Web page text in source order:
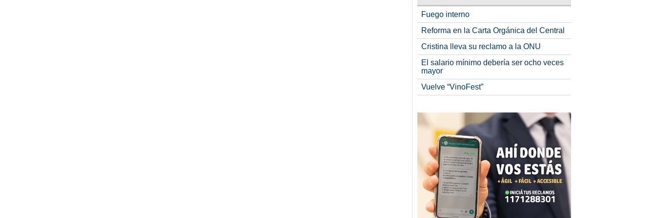
Fuego interno
Reforma en la Carta Orgánica del Central
Cristina lleva su reclamo a la ONU
El salario mínimo debería ser ocho veces
mayor
Vuelve “VinoFest”